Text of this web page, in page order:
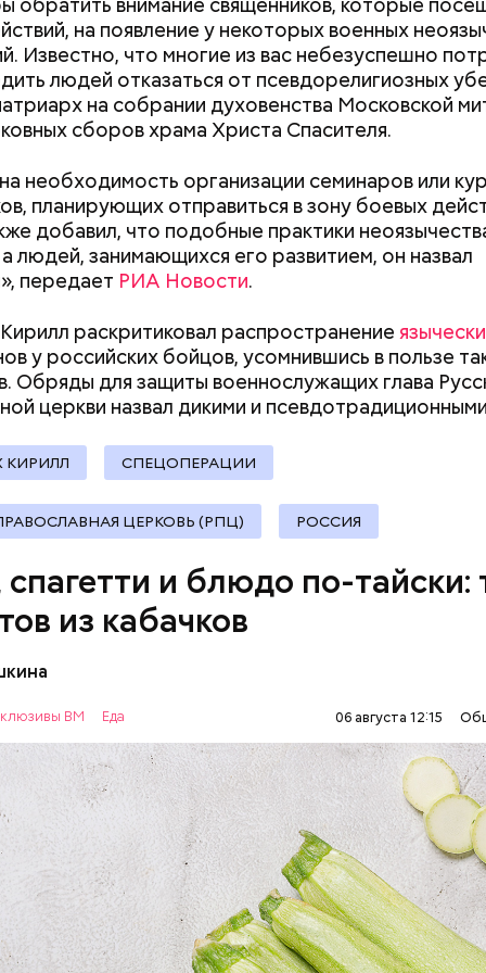
на появление у некоторых военных
Известно, что многие из вас небезуспешно
людей отказаться от псевдорелигиозных
на собрании духовенства Московской
сборов храма Христа Спасителя.
необходимость организации семинаров или
планирующих отправиться в зону боевых
добавил, что подобные практики
людей, занимающихся его развитием, он назвал
передает РИА Новости.
раскритиковал распространение
у российских бойцов, усомнившись в пользе
Обряды для защиты военнослужащих глава
церкви назвал дикими и
КИРИЛЛ СПЕЦОПЕРАЦИИ
ЦЕРКОВЬ (РПЦ) РОССИЯ
спагетти и блюдо по-тайски:
из кабачков
ВМ Еда 06 августа 12:15
масло;
ОВОЩИ РЕЦЕПТЫ
стресса он держит сосуды под контролем и
более 300 реакций нашего организма. Также
Как поменять батареи дома и
Как получить до
трудной
документы